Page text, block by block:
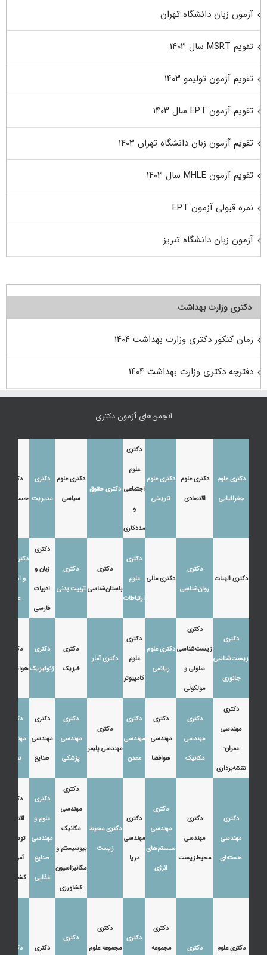
آزمون زبان دانشگاه تهران
تقویم MSRT سال ۱۴۰۳
تقویم آزمون تولیمو ۱۴۰۳
تقویم آزمون EPT سال ۱۴۰۳
تقویم آزمون زبان دانشگاه تهران ۱۴۰۳
تقویم آزمون MHLE سال ۱۴۰۳
نمره قبولی آزمون EPT
آزمون زبان دانشگاه تبریز
دکتری وزارت بهداشت
زمان کنکور دکتری وزارت بهداشت ۱۴۰۴
دفترچه دکتری وزارت بهداشت ۱۴۰۴
انجمن‌های آزمون دکتری
دکتری علوم
جغرافیایی
دکتری علوم
اقتصادی
دکتری علوم
تاریخی
دکتری
علوم
اجتماعی
و
مددکاری
دکتری حقوق
دکتری علوم
سیاسی
دکتری
مدیریت
دکتری
حسابداری
دکتری الهیات
دکتری
روان‌شناسی
دکتری مالی
دکتری
علوم
ارتباطات
دکتری
باستان‌شناسی
دکتری
تربیت بدنی
دکتری
زبان و
ادبیات
فارسی
دکتری زبان
و ادبیات
عرب
دکتری
زیست‌شناسی
جانوری
دکتری
زیست‌شناسی
سلولی و
مولکولی
دکتری علوم
ریاضی
دکتری
علوم
کامپیوتر
دکتری آمار
دکتری
فیزیک
دکتری
ژئوفیزیک
دکتری
هواشناسی
دکتری
مهندسی
عمران-
نقشه‌برداری
دکتری
مهندسی
مکانیک
دکتری
مهندسی
هوافضا
دکتری
مهندسی
معدن
دکتری
مهندسی پلیمر
دکتری
مهندسی
پزشکی
دکتری
مهندسی
صنایع
دکتری
مهندسی
نفت
دکتری
مهندسی
هسته‌ای
دکتری
مهندسی
محیط‌زیست
دکتری
مهندسی
سیستم‌های
انرژی
دکتری
مهندسی
دریا
دکتری محیط
زیست
دکتری
مهندسی
مکانیک
بیوسیستم و
مکانیزاسیون
کشاورزی
دکتری
علوم و
مهندسی
صنایع
غذایی
دکتری
اقتصاد،
توسعه و
آموزش
کشاورزی
دکتری علوم دکتری
دکتری
مجموعه
دکتری
دکتری
مجموعه علوم
دکتری
دکتری دکتری